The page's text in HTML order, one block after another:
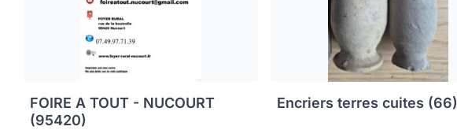
FOIRE A TOUT - NUCOURT
(95420)
Encriers terres cuites (66)